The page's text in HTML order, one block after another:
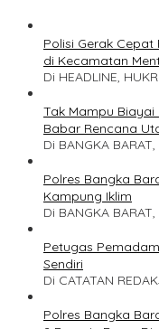
Polisi Gerak Cepat
di Kecamatan
Di HEADLINE,
Tak Mampu
Babar Rencana
Di BANGKA BARAT,
Polres Bangka
Kampung Iklim
Di BANGKA BARAT,
Petugas
Sendiri
Di CATATAN
Polres Bangka